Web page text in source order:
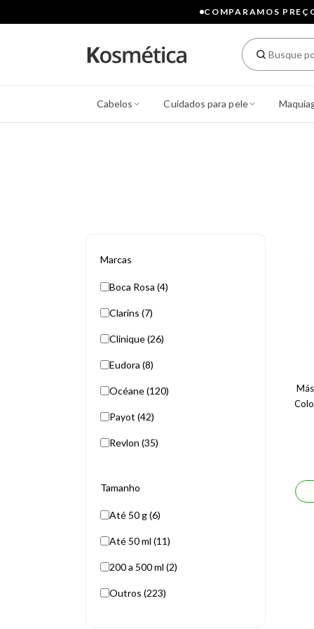
COMPARAMOS
Cabelos Cuidados para pele
Marcas
Boca Rosa (4)
Clarins (7)
Clinique (26)
Eudora (8)
Océane (120)
Payot (42)
Revlon (35)
Tamanho
Até 50 g (6)
Até 50 ml (11)
200 a 500 ml (2)
Outros (223)